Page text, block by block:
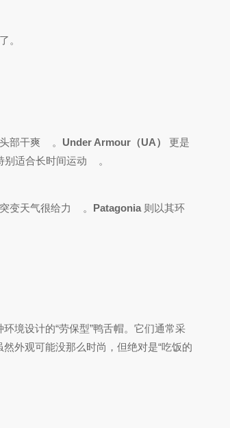
。
部干爽 。 Under Armour（UA）
更是
别适合长时间运动
。
变天气很给力 。 Patagonia 则以其环
境设计的“劳保型”鸭舌帽。它们通常采
然外观可能没那么时尚，但绝对是“吃饭的